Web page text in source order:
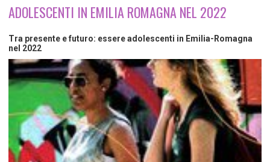
Coordinamento Provinciale Ferrarese Informagiovani
ADOLESCENTI IN EMILIA ROMAGNA NEL 2022
Tra presente e futuro: essere adolescenti in Emilia-Romagna
nel 2022